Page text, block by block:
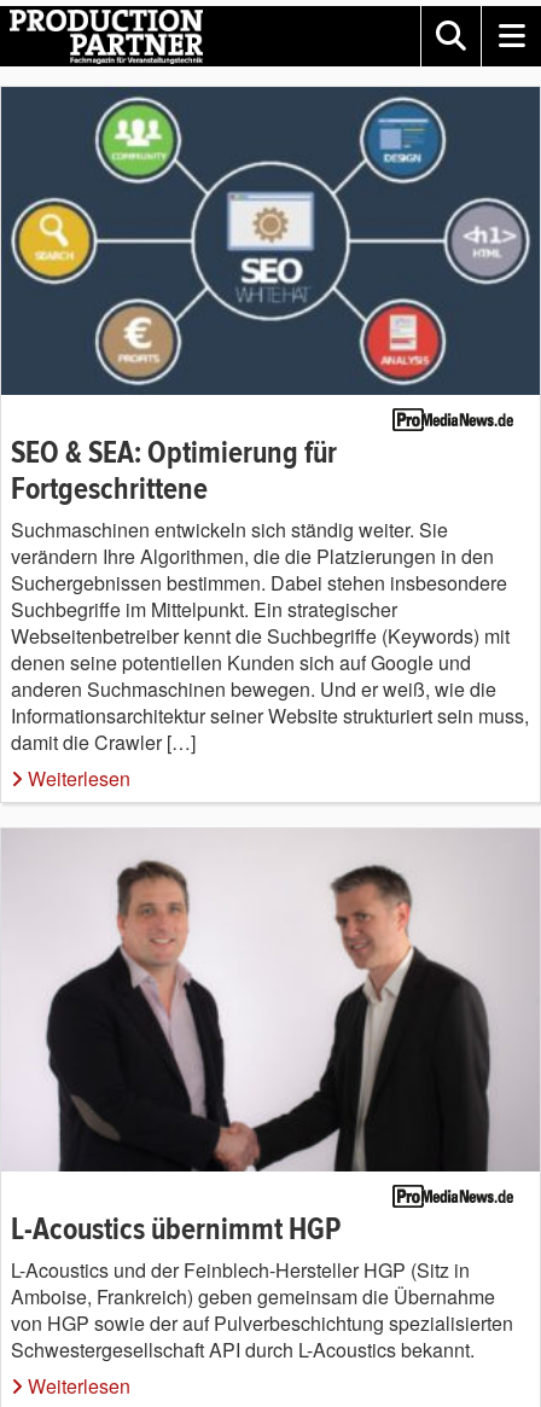
SEO & SEA: Optimierung für
Fortgeschrittene
Suchmaschinen entwickeln sich ständig weiter. Sie
verändern Ihre Algorithmen, die die Platzierungen in den
Suchergebnissen bestimmen. Dabei stehen insbesondere
Suchbegriffe im Mittelpunkt. Ein strategischer
Webseitenbetreiber kennt die Suchbegriffe (Keywords) mit
denen seine potentiellen Kunden sich auf Google und
anderen Suchmaschinen bewegen. Und er weiß, wie die
Informationsarchitektur seiner Website strukturiert sein muss,
damit die Crawler […]
Weiterlesen
L-Acoustics übernimmt HGP
L-Acoustics und der Feinblech-Hersteller HGP (Sitz in
Amboise, Frankreich) geben gemeinsam die Übernahme
von HGP sowie der auf Pulverbeschichtung spezialisierten
Schwestergesellschaft API durch L-Acoustics bekannt.
Weiterlesen